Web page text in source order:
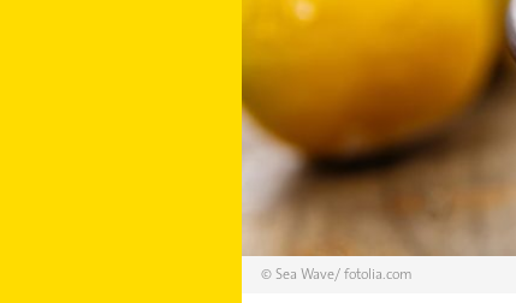
©Sea Wave/fotolia.com